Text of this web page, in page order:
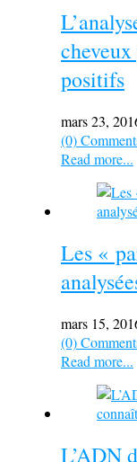
positifs
mars 23,
(0)
Read more...
Les «
mars 15,
(0)
Read more...
L’ADN